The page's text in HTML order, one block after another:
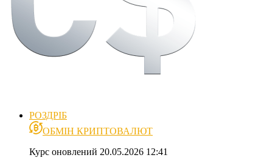
РОЗДРІБ
ОБМІН КРИПТОВАЛЮТ
Курс оновлений 20.05.2026 12:41